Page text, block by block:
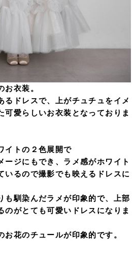
お衣装。
るドレスで、上がチュチュをイメ
可愛らしいお衣装となっておりま
イトの２色展開で
ージにもでき、ラメ感がホワイト
いるので撮影でも映えるドレスに
も馴染んだラメが印象的で、上部
のがとても可愛いドレスになりま
お花のチュールが印象的です。